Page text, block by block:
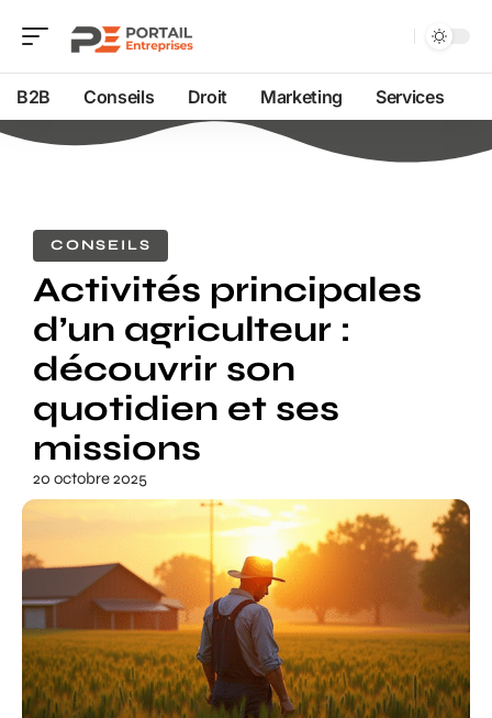
B2B Conseils Droit Marketing Services
CONSEILS
Activités principales
d’un agriculteur :
découvrir son
quotidien et ses
missions
20 octobre 2025